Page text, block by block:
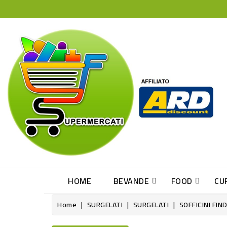
HOME BEVANDE FOOD
Home SURGELATI SURGELATI SOFFICINI